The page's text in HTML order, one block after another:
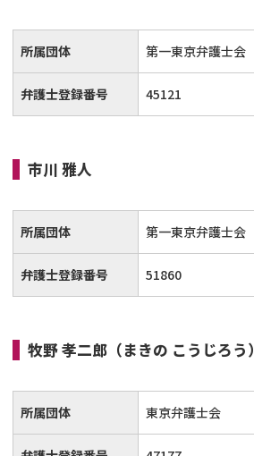
所属団体 第一東京弁護士会
弁護士登録番号 45121
市川 雅人
所属団体 第一東京弁護士会
弁護士登録番号 51860
牧野 孝二郎（まきの こうじろう）
所属団体 東京弁護士会